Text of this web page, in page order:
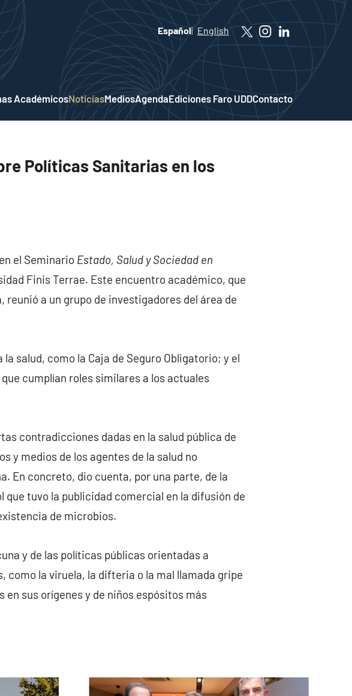
Español English
AcadémicosNoticiasMediosAgendaEdiciones Faro UDDContacto
Políticas Sanitarias en los
el Seminario Estado, Salud y Sociedad en
Finis Terrae. Este encuentro académico, que
a un grupo de investigadores del área de
salud, como la Caja de Seguro Obligatorio; y el
cumplían roles similares a los actuales
contradicciones dadas en la salud pública de
y medios de los agentes de la salud no
En concreto, dio cuenta, por una parte, de la
tuvo la publicidad comercial en la difusión de
de microbios.
y de las políticas públicas orientadas a
como la viruela, la difteria o la mal llamada gripe
sus orígenes y de niños espósitos más